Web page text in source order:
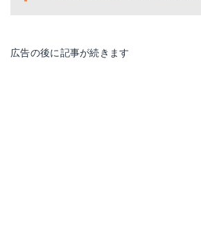
広告の後に記事が続きます